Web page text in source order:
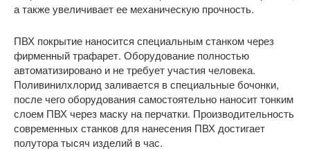
а также увеличивает ее механическую прочность.
ПВХ покрытие наносится специальным станком через
фирменный трафарет. Оборудование полностью
автоматизировано и не требует участия человека.
Поливинилхлорид заливается в специальные бочонки,
после чего оборудования самостоятельно наносит тонким
слоем ПВХ через маску на перчатки. Производительность
современных станков для нанесения ПВХ достигает
полутора тысяч изделий в час.